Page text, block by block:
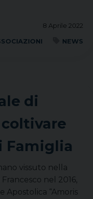
8 Aprile 2022
NEWS
di
Famiglia
vissuto nella
nel 2016,
Apostolica “Amoris